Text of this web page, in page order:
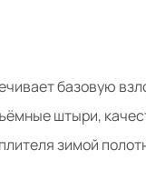
базовую
штыри,
зимой